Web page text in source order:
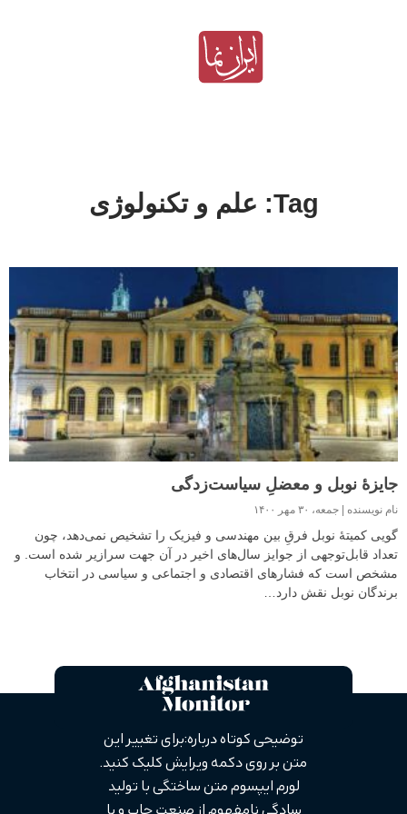
Tag: علم و تکنولوژی
جایزهٔ نوبل و معضلِ سیاست‌زدگی
نام نویسنده جمعه، ۳۰ مهر ۱۴۰۰
گویی کمیتهٔ نوبل فرقِ بین مهندسی و فیزیک را تشخیص نمی‌دهد، چون
تعداد قابل‌توجهی از جوایز سال‌های اخیر در آن جهت سرازیر شده است. و
مشخص است که فشارهای اقتصادی و اجتماعی و سیاسی در انتخاب
برندگان نوبل نقش دارد…
توضیحی کوتاه درباره: برای تغییر این
متن بر روی دکمه ویرایش کلیک کنید.
لورم ایپسوم متن ساختگی با تولید